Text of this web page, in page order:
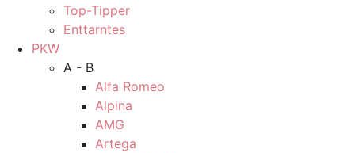
Top-Tipper
Enttarntes
PKW
A - B
Alfa Romeo
Alpina
AMG
Artega